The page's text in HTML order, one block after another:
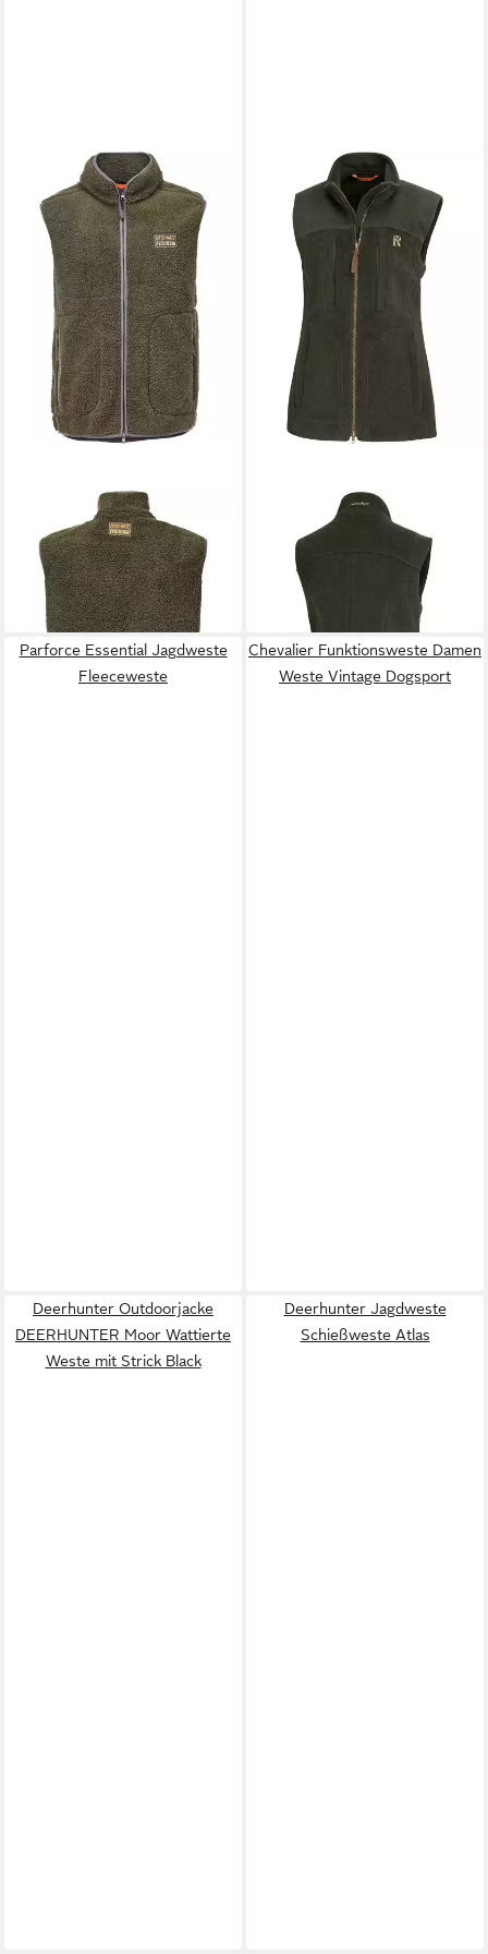
Fleeceweste Isolation-
Faserpelzweste Hatz-Watz
53,99 € 89,99 €
-40%
Jagdweste Damen
Lodenweste Hanni
190,99 €
Parforce Essential Jagdweste
Fleeceweste
Chevalier Funktionsweste Damen
Weste Vintage Dogsport
Deerhunter Outdoorjacke
DEERHUNTER Moor Wattierte
Weste mit Strick Black
Deerhunter Jagdweste
Schießweste Atlas